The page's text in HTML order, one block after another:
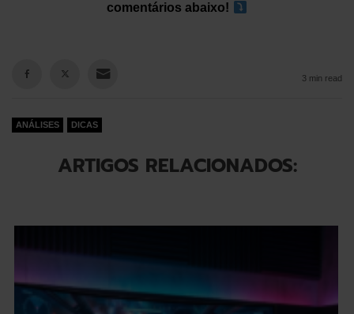
comentários abaixo!
3 min read
ANÁLISES DICAS
ARTIGOS RELACIONADOS: